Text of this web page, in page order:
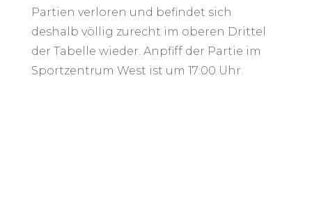
Partien verloren und befindet sich
deshalb völlig zurecht im oberen Drittel
der Tabelle wieder. Anpfiff der Partie im
Sportzentrum West ist um 17:00 Uhr.